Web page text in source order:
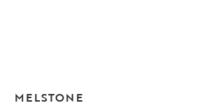
MELSTONE